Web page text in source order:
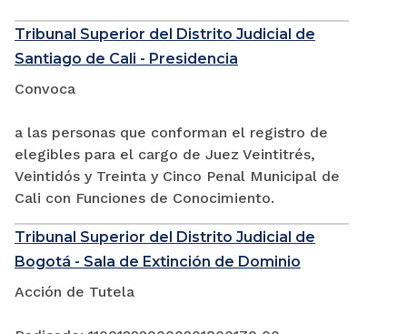
Tribunal Superior del Distrito Judicial de
Santiago de Cali - Presidencia
Convoca
a las personas que conforman el registro de
elegibles para el cargo de Juez Veintitrés,
Veintidós y Treinta y Cinco Penal Municipal de
Cali con Funciones de Conocimiento.
Tribunal Superior del Distrito Judicial de
Bogotá - Sala de Extinción de Dominio
Acción de Tutela